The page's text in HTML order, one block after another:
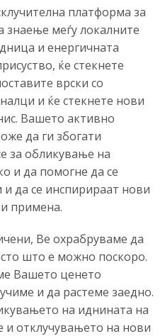
платформа за
меѓу локалните
и енергичната
ќе стекнете
врски со
и ќе стекнете нови
Вашето активно
да ги збогати
за обликување на
и да помогне да се
и да се инспирираат нови
примена.
Ве охрабруваме да
што е можно поскоро.
Вашето ценето
и да растеме заедно.
на иднината на
и отклучувањето на нови